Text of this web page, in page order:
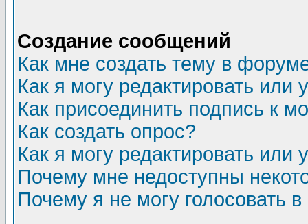
Создание сообщений
Как мне создать тему в
Как я могу редактировать или
Как присоединить подпись к
Как создать опрос?
Как я могу редактировать или
Почему мне недоступны
Почему я не могу голосовать